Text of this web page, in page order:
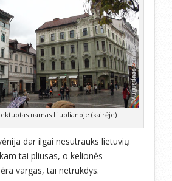
namas Liublianoje (kairėje)
dar ilgai nesutrauks lietuvių
tai pliusas, o kelionės
vargas, tai netrukdys.